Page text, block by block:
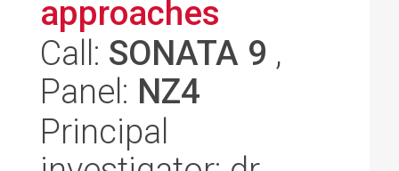
approaches
Call: SONATA 9 ,
Panel: NZ4
Principal